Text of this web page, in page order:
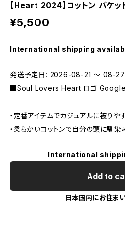
【Heart 2024】コットン バケット
¥5,500
International shipping
発送予定日: 2026-08-21 〜 08-27
■Soul Lovers Heart ロゴ Google
・定番アイテムでカジュアルに被りや
・柔らかいコットンで自分の頭に馴
International
Add to
日本国内にお住ま